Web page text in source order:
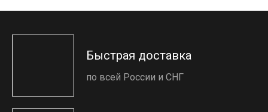
Быстрая доставка
по всей России и СНГ